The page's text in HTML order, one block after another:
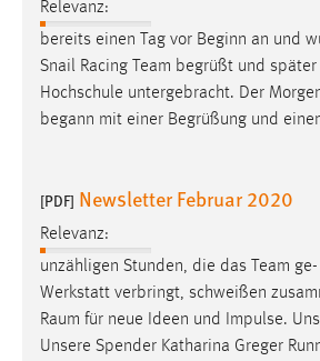
Relevanz:
bereits einen Tag vor Beginn an und
Snail Racing Team begrüßt und
Hochschule untergebracht. Der
begann mit einer Begrüßung und
[PDF] Newsletter Februar 2020
Relevanz:
unzähligen Stunden, die das Team
Werkstatt verbringt, schweißen
Raum für neue Ideen und Impulse.
Unsere Spender Katharina Greger
Conversion-Tracking
Cookie Laufzeit:
3 Monate
Name:
Anbieter:
Facebook
Zweck:
Conversion-Tracking